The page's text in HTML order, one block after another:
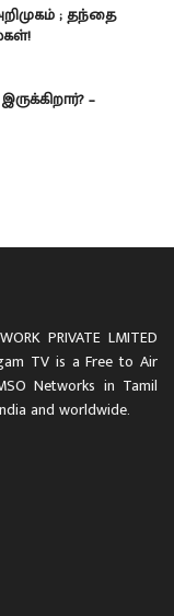
; தந்தை
–
PRIVATE LMITED
TV is a Free to Air
Networks in Tamil
and worldwide.